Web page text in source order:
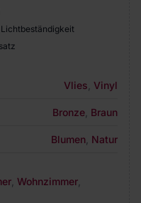
Lichtbeständigkeit
Vlies Vinyl
Bronze Braun
Blumen Natur
Wohnzimmer